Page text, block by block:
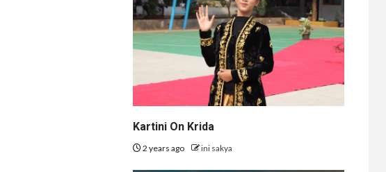
Kartini On Krida
2 years ago ini sakya